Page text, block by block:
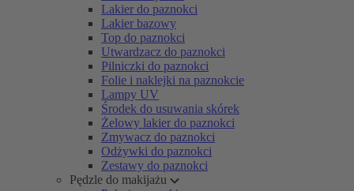
Lakier do paznokci
Lakier bazowy
Top do paznokci
Utwardzacz do paznokci
Pilniczki do paznokci
Folie i naklejki na paznokcie
Lampy UV
Środek do usuwania skórek
Żelowy lakier do paznokci
Zmywacz do paznokci
Odżywki do paznokci
Zestawy do paznokci
Pędzle do makijażu